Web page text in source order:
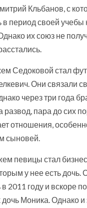
Кльбанов, с
в период своей
их союз не
Седоковой стал
Они связали
через три года
развод, пара до сих
отношения,
сыновей.
певицы стал
у нее есть дочь.
2011 году и вскоре
дочь Моника. Однако